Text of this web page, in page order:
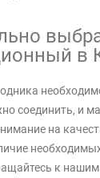
в
соединить, и
на
к